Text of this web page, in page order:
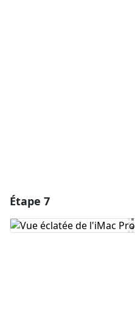
Étape 7